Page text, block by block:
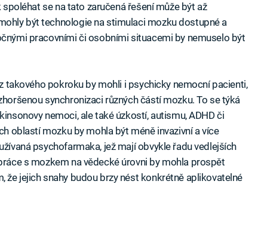
se na tato zaručená řešení může být až
být technologie na stimulaci mozku dostupné a
pracovními či osobními situacemi by nemuselo být
takového pokroku by mohli i psychicky nemocní pacienti,
synchronizaci různých částí mozku. To se týká
nemoci, ale také úzkostí, autismu, ADHD či
oblastí mozku by mohla být méně invazivní a více
psychofarmaka, jež mají obvykle řadu vedlejších
s mozkem na vědecké úrovni by mohla prospět
že jejich snahy budou brzy nést konkrétně aplikovatelné